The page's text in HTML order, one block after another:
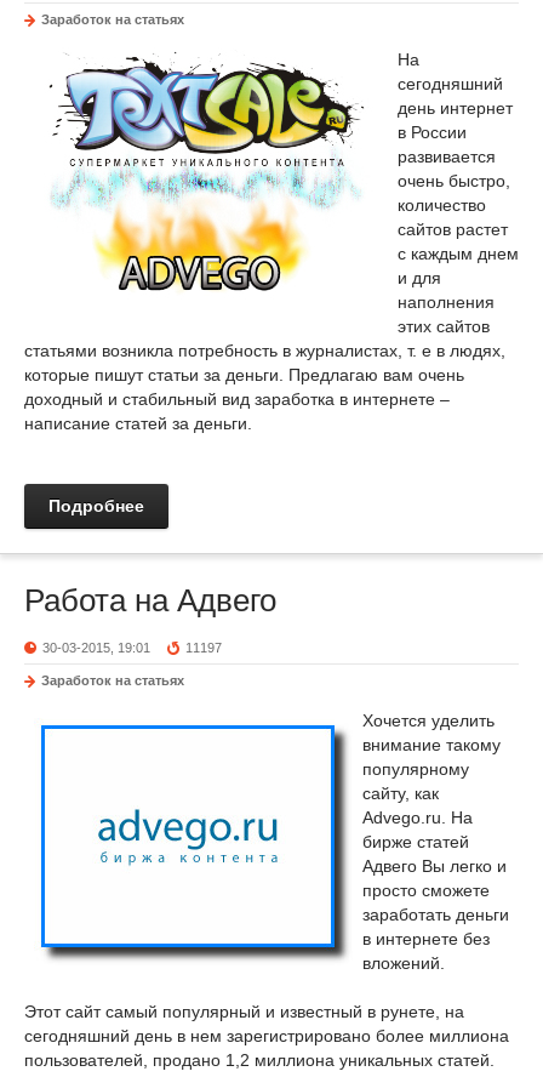
Заработок на статьях
На
сегодняшний
день интернет
в России
развивается
очень быстро,
количество
сайтов растет
с каждым днем
и для
наполнения
этих сайтов
статьями возникла потребность в журналистах, т. е в людях,
которые пишут статьи за деньги. Предлагаю вам очень
доходный и стабильный вид заработка в интернете –
написание статей за деньги.
Подробнее
Работа на Адвего
30-03-2015, 19:01 11197
Заработок на статьях
Хочется уделить
внимание такому
популярному
сайту, как
Advego.ru. На
бирже статей
Адвего Вы легко и
просто сможете
заработать деньги
в интернете без
вложений.
Этот сайт самый популярный и известный в рунете, на
сегодняшний день в нем зарегистрировано более миллиона
пользователей, продано 1,2 миллиона уникальных статей.